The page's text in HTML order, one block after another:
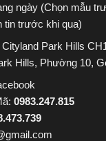
ngày (Chọn mẫu
tin trước khi qua)
Park Hills
Hills, Phường 10,
0983.247.815